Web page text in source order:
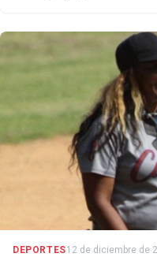
DEPORTES12 de diciembre de